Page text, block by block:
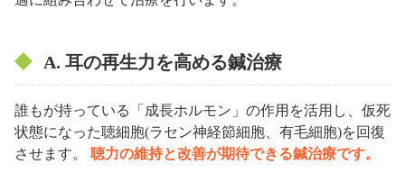
A. 耳の再生力を高める鍼治療
誰もが持っている「成長ホルモン」の作用を活用し、仮死
状態になった聴細胞(ラセン神経節細胞、有毛細胞)を回復
させます。 聴力の維持と改善が期待できる鍼治療です。